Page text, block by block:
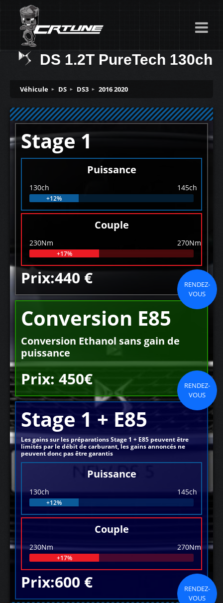
DS 1.2T PureTech 130ch
Véhicule DS DS3 2016 2020
Stage 1
Puissance
130ch 145ch
+12%
Couple
230Nm 270Nm
+17%
Prix:440 €
RENDEZ-
VOUS
Conversion E85
Conversion Ethanol sans gain de
puissance
Prix: 450€
RENDEZ-
VOUS
Stage 1 + E85
Les gains sur les préparations Stage 1 + E85 peuvent être
limités par le débit de carburant, les gains annoncés ne
peuvent donc pas être garantis
Puissance
130ch 145ch
+12%
Couple
230Nm 270Nm
+17%
Prix:600 €
RENDEZ-
VOUS